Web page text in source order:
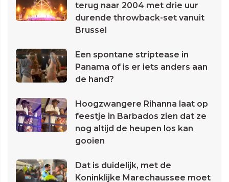
terug naar 2004 met drie uur
durende throwback-set vanuit
Brussel
Een spontane striptease in
Panama of is er iets anders aan
de hand?
Hoogzwangere Rihanna laat op
feestje in Barbados zien dat ze
nog altijd de heupen los kan
gooien
Dat is duidelijk, met de
Koninklijke Marechaussee moet